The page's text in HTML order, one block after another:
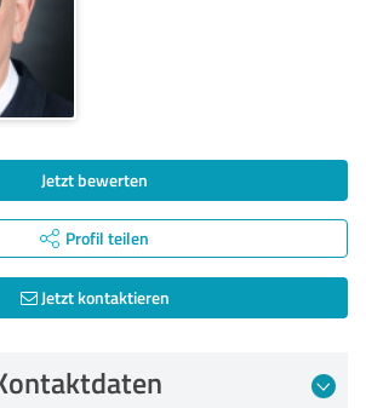
Jetzt bewerten
Profil teilen
Jetzt kontaktieren